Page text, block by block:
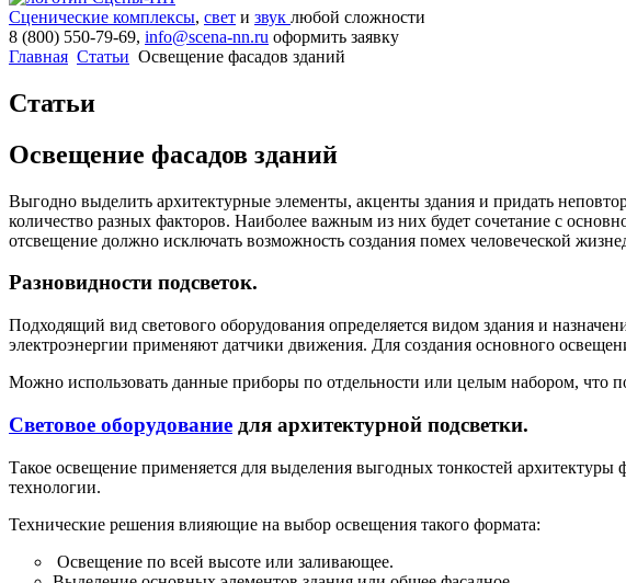
Сценические комплексы, свет и звук любой сложности
8 (800) 550-79-69, info@scena-nn.ru оформить заявку
Главная Статьи Освещение фасадов зданий
Статьи
Освещение фасадов зданий
Выгодно выделить архитектурные элементы, акценты здания и придать
количество разных факторов. Наиболее важным из них будет сочетание с
отсвещение должно исключать возможность создания помех человеческой
Разновидности подсветок.
Подходящий вид светового оборудования определяется видом здания и
электроэнергии применяют датчики движения. Для создания основного
Можно использовать данные приборы по отдельности или целым набором, что
Световое оборудование для архитектурной подсветки.
Такое освещение применяется для выделения выгодных тонкостей
технологии.
Технические решения влияющие на выбор освещения такого формата:
Освещение по всей высоте или заливающее.